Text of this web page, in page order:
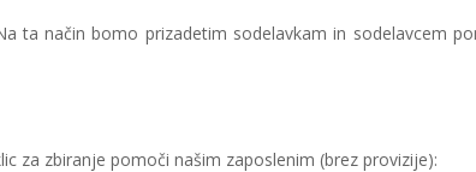
ta način bomo prizadetim sodelavkam in sodelavcem
za zbiranje pomoči našim zaposlenim (brez provizije):